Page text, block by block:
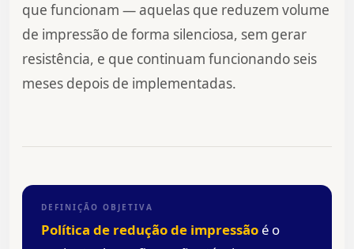
que funcionam — aquelas que reduzem volume
de impressão de forma silenciosa, sem gerar
resistência, e que continuam funcionando seis
meses depois de implementadas.
DEFINIÇÃO OBJETIVA
Política de redução de impressão é o